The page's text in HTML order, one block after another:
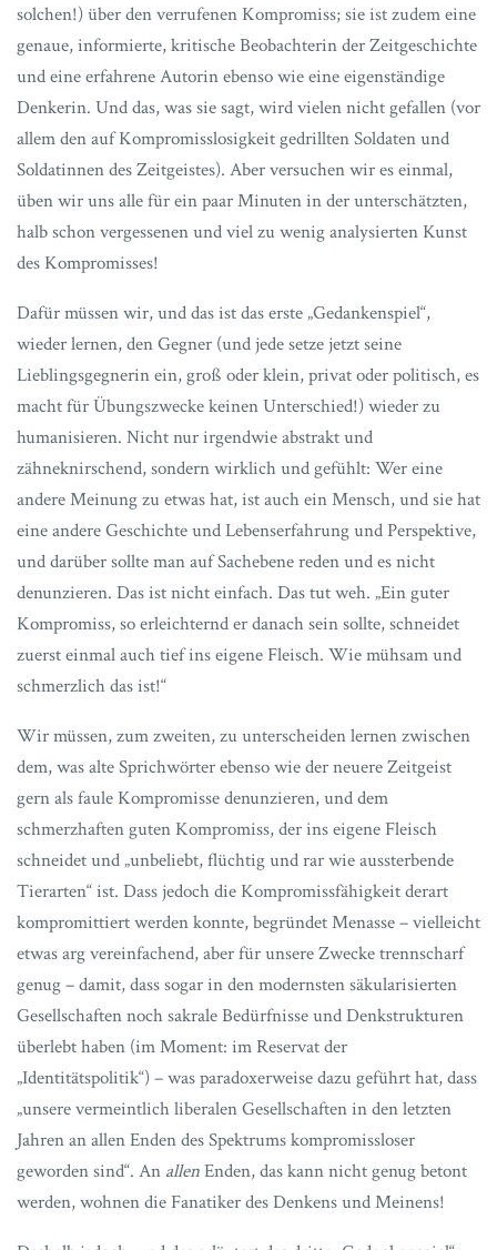
solchen!) über den verrufenen Kompromiss; sie ist zudem eine
genaue, informierte, kritische Beobachterin der Zeitgeschichte
und eine erfahrene Autorin ebenso wie eine eigenständige
Denkerin. Und das, was sie sagt, wird vielen nicht gefallen (vor
allem den auf Kompromisslosigkeit gedrillten Soldaten und
Soldatinnen des Zeitgeistes). Aber versuchen wir es einmal,
üben wir uns alle für ein paar Minuten in der unterschätzten,
halb schon vergessenen und viel zu wenig analysierten Kunst
des Kompromisses!
Dafür müssen wir, und das ist das erste „Gedankenspiel“,
wieder lernen, den Gegner (und jede setze jetzt seine
Lieblingsgegnerin ein, groß oder klein, privat oder politisch, es
macht für Übungszwecke keinen Unterschied!) wieder zu
humanisieren. Nicht nur irgendwie abstrakt und
zähneknirschend, sondern wirklich und gefühlt: Wer eine
andere Meinung zu etwas hat, ist auch ein Mensch, und sie hat
eine andere Geschichte und Lebenserfahrung und Perspektive,
und darüber sollte man auf Sachebene reden und es nicht
denunzieren. Das ist nicht einfach. Das tut weh. „Ein guter
Kompromiss, so erleichternd er danach sein sollte, schneidet
zuerst einmal auch tief ins eigene Fleisch. Wie mühsam und
schmerzlich das ist!“
Wir müssen, zum zweiten, zu unterscheiden lernen zwischen
dem, was alte Sprichwörter ebenso wie der neuere Zeitgeist
gern als faule Kompromisse denunzieren, und dem
schmerzhaften guten Kompromiss, der ins eigene Fleisch
schneidet und „unbeliebt, flüchtig und rar wie aussterbende
Tierarten“ ist. Dass jedoch die Kompromissfähigkeit derart
kompromittiert werden konnte, begründet Menasse – vielleicht
etwas arg vereinfachend, aber für unsere Zwecke trennscharf
genug – damit, dass sogar in den modernsten säkularisierten
Gesellschaften noch sakrale Bedürfnisse und Denkstrukturen
überlebt haben (im Moment: im Reservat der
„Identitätspolitik“) – was paradoxerweise dazu geführt hat, dass
„unsere vermeintlich liberalen Gesellschaften in den letzten
Jahren an allen Enden des Spektrums kompromissloser
geworden sind“. An allenEnden, das kann nicht genug betont
werden, wohnen die Fanatiker des Denkens und Meinens!